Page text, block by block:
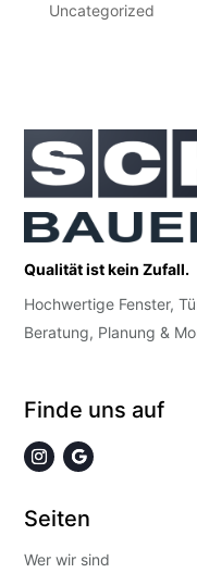
Uncategorized
Qualität ist kein Zufall.
Hochwertige Fenster,
Beratung, Planung &
Finde uns auf
Seiten
Wer wir sind